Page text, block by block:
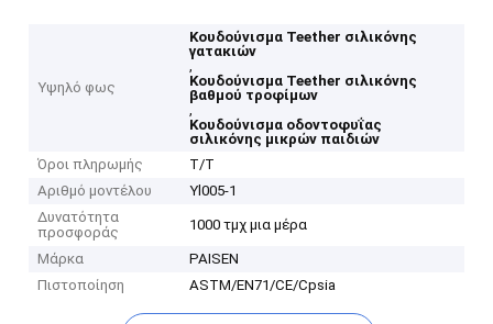
Υψηλό φως
Κουδούνισμα Teether σιλικόνης
γατακιών
,
Κουδούνισμα Teether σιλικόνης
βαθμού τροφίμων
,
Κουδούνισμα οδοντοφυΐας
σιλικόνης μικρών παιδιών
Όροι πληρωμής
T/T
Αριθμό μοντέλου
Yl005-1
Δυνατότητα
προσφοράς
1000 τμχ μια μέρα
Μάρκα
PAISEN
Πιστοποίηση
ASTM/EN71/CE/Cpsia